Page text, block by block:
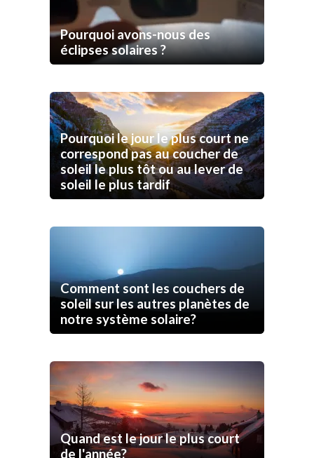
Pourquoi avons-nous des
éclipses solaires ?
Pourquoi le jour le plus court ne
correspond pas au coucher de
soleil le plus tôt ou au lever de
soleil le plus tardif
Comment sont les couchers de
soleil sur les autres planètes de
notre système solaire?
Quand est le jour le plus court
de l'année?